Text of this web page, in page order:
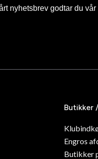
nyhetsbrev godtar du vår
Butikker
Engros
Butikker